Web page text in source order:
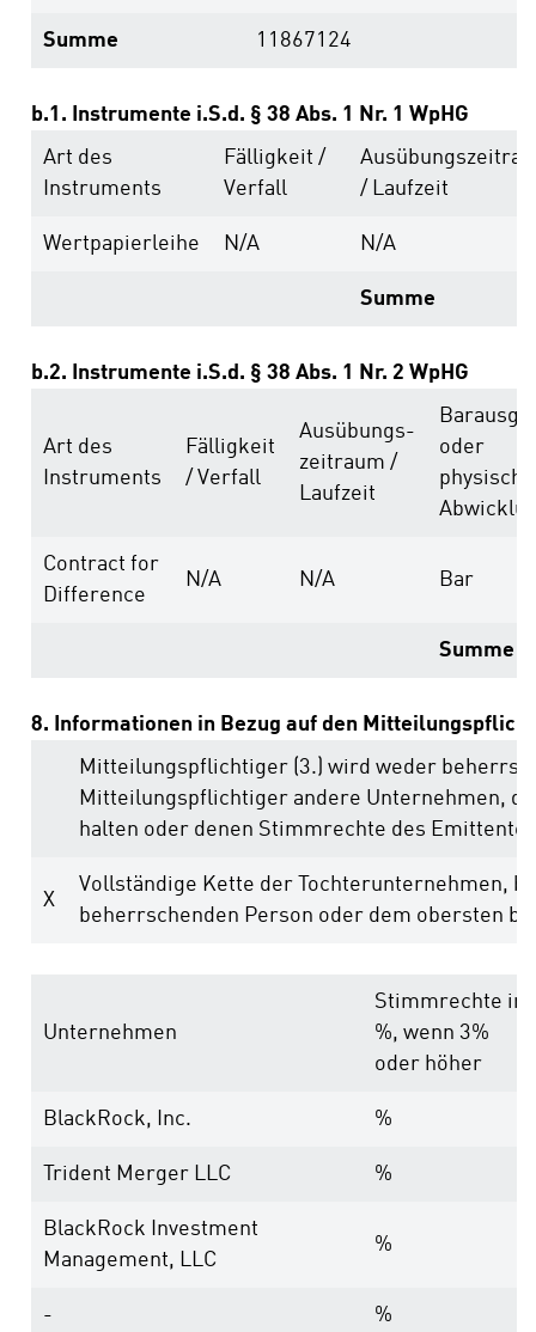
Summe 11867124
b.1. Instrumente i.S.d. § 38 Abs. 1 Nr. 1 WpHG
Art des
Instruments
Fälligkeit /
Verfall
/ Laufzeit
Wertpapierleihe N/A N/A
Summe
b.2. Instrumente i.S.d. § 38 Abs. 1 Nr. 2 WpHG
Art des
Instruments
Fälligkeit
/ Verfall
Ausübungs­
zeitraum /
Laufzeit
oder
physische
Contract for
Difference
N/A N/A Bar
Summe
8. Informationen in Bezug auf den
Mitteilungspflichtiger (3.) wird weder
Mitteilungspflichtiger andere Unternehmen,
halten oder denen Stimmrechte des
X
Vollständige Kette der Tochterunternehmen,
beherrschenden Person oder dem obersten
Unternehmen
Stimmrechte in
%, wenn 3%
oder höher
BlackRock, Inc. %
Trident Merger LLC %
BlackRock Investment
Management, LLC
%
- %